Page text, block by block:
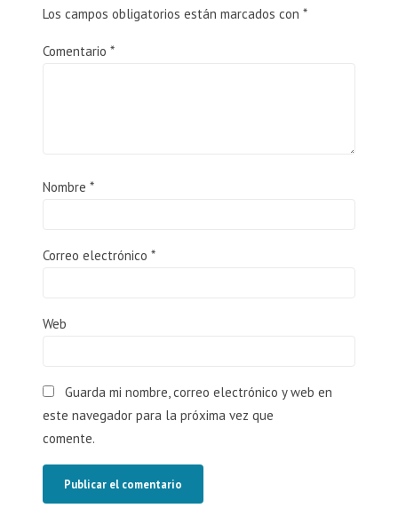
Los campos obligatorios están marcados con *
Comentario *
Nombre *
Correo electrónico *
Web
Guarda mi nombre, correo electrónico y web en
este navegador para la próxima vez que
comente.